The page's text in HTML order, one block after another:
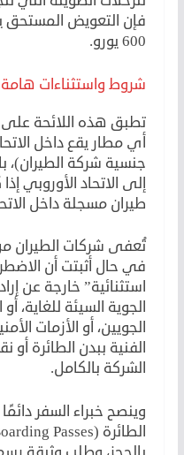
فإن التعويض المستحق
600 يورو.
شروط واستثناءات هامة
تطبق هذه اللائحة على
أي مطار يقع داخل
جنسية شركة الطيران)،
إلى الاتحاد الأوروبي
طيران مسجلة داخل
تُعفى شركات الطيران
في حال أثبتت أن
استثنائية” خارجة عن
الجوية السيئة للغاية،
الجويين، أو الأزمات
الفنية ببدن الطائرة
الشركة بالكامل.
وينصح خبراء السفر